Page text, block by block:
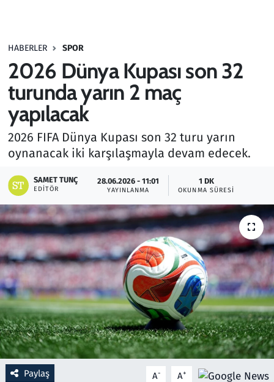
HABERLER SPOR
2026 Dünya Kupası son 32
turunda yarın 2 maç
yapılacak
2026 FIFA Dünya Kupası son 32 turu yarın
oynanacak iki karşılaşmayla devam edecek.
SAMET TUNÇ
EDITÖR
28.06.2026 - 11:01
YAYINLANMA
1 DK
OKUNMA SÜRESI
Paylaş A- A+
Haber
Kültür Sanat
Kurumsal Haberler
Lezzet Durağı
Memur ve Kamu
Otomobil
Oyun
Ramazan
Resmi İlanlar
Rüya Tabirleri
Sağlık